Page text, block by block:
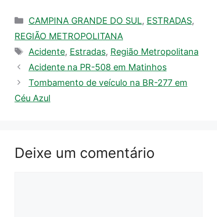
Categorias
CAMPINA GRANDE DO SUL, ESTRADAS,
REGIÃO METROPOLITANA
Tags
Acidente, Estradas, Região Metropolitana
Acidente na PR-508 em Matinhos
Tombamento de veículo na BR-277 em
Céu Azul
Deixe um comentário